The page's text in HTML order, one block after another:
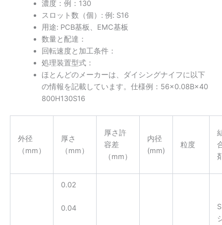
濃度：例：130
スロット数（個）: 例: S16
用途: PCB基板、EMC基板
数量と配達：
回転速度と加工条件：
処理装置型式：
ほとんどのメーカーは、ダイシングナイフに以下
の情報を記載しています。仕様例：56×0.08B×40
800H130S16
外径
（mm）
厚さ
（mm）
厚さ許
容差
（mm）
内径
(mm)
粒度
0.02
0.04
S